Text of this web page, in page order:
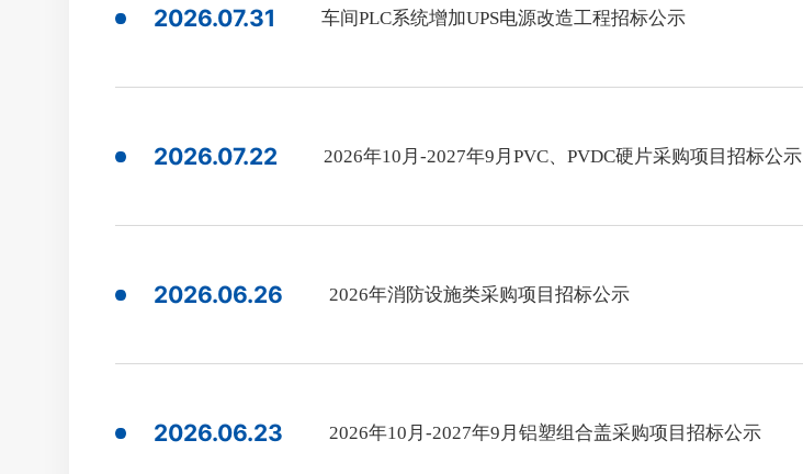
2026.07.31 车间PLC系统增加UPS电源改造工程招标公示
2026.07.22 2026年10月-2027年9月PVC、PVDC硬片采购项目招标公示
2026.06.26 2026年消防设施类采购项目招标公示
2026.06.23 2026年10月-2027年9月铝塑组合盖采购项目招标公示